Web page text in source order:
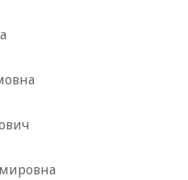
Сергеевна
Вадимовна
Владимировна